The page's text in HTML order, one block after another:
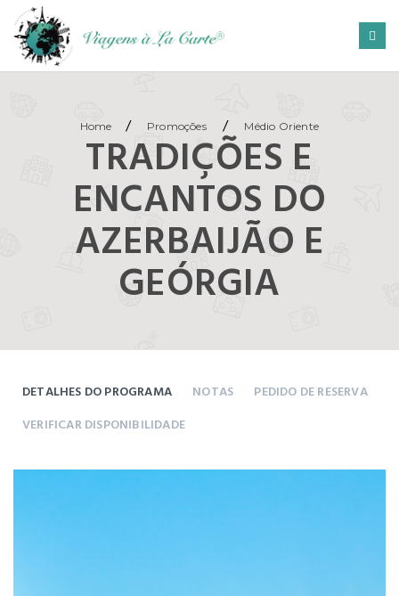
Home / Promoções / Médio Oriente
TRADIÇÕES E
ENCANTOS DO
AZERBAIJÃO E
GEÓRGIA
DETALHES DO PROGRAMA NOTAS
PEDIDO DE RESERVA
VERIFICAR DISPONIBILIDADE